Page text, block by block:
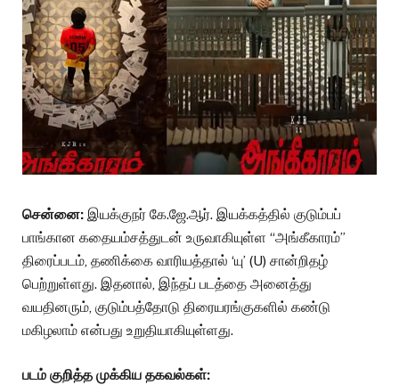
சென்னை: இயக்குநர் கே.ஜே.ஆர். இயக்கத்தில் குடும்பப்
பாங்கான கதையம்சத்துடன் உருவாகியுள்ள “அங்கீகாரம்”
திரைப்படம், தணிக்கை வாரியத்தால் ‘யு’ (U) சான்றிதழ்
பெற்றுள்ளது. இதனால், இந்தப் படத்தை அனைத்து
வயதினரும், குடும்பத்தோடு திரையரங்குகளில் கண்டு
மகிழலாம் என்பது உறுதியாகியுள்ளது.
படம் குறித்த முக்கிய தகவல்கள்: